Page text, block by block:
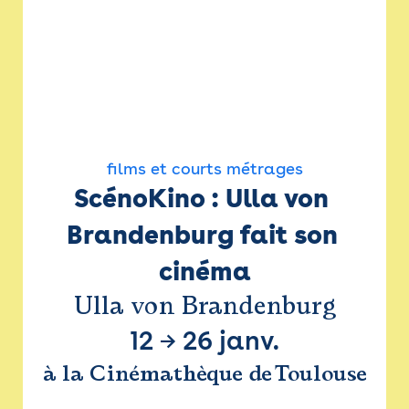
films et courts métrages
ScénoKino : Ulla von
Brandenburg fait son
cinéma
Ulla von Brandenburg
12 → 26 janv.
à la Cinémathèque de Toulouse